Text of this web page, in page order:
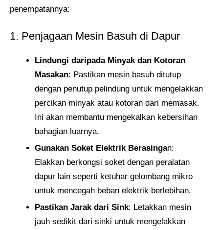
penempatannya:
1. Penjagaan Mesin Basuh di Dapur
Lindungi daripada Minyak dan Kotoran
Masakan: Pastikan mesin basuh ditutup
dengan penutup pelindung untuk mengelakkan
percikan minyak atau kotoran dari memasak.
Ini akan membantu mengekalkan kebersihan
bahagian luarnya.
Gunakan Soket Elektrik Berasingan:
Elakkan berkongsi soket dengan peralatan
dapur lain seperti ketuhar gelombang mikro
untuk mencegah beban elektrik berlebihan.
Pastikan Jarak dari Sink: Letakkan mesin
jauh sedikit dari sinki untuk mengelakkan